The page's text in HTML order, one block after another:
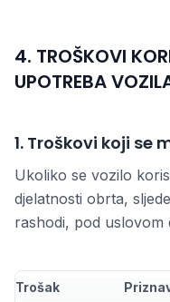
4. TROŠKOVI
UPOTREBA
1. Troškovi koji se
Ukoliko se vozilo
djelatnosti obrta,
rashodi, pod uslovom
Trošak